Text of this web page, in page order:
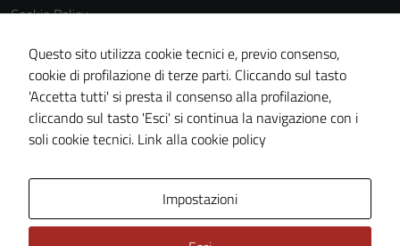
Cookie Policy
Note legali
Dichiarazione di accessibilità
Segnalazioni di inaccessibilità
Piano di miglioramento del sito
Questo sito utilizza cookie tecnici e, previo consenso,
cookie di profilazione di terze parti. Cliccando sul tasto
'Accetta tutti' si presta il consenso alla profilazione,
cliccando sul tasto 'Esci' si continua la navigazione con i
soli cookie tecnici. Link alla cookie policy
Impostazioni
possono
essere
utilizzati
anche per la
profilazione.
disabilitazione
di questi
cookies può